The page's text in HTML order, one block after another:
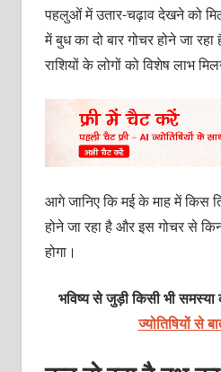
पहलुओं में उतार-चढ़ाव देखने को
में बुध का दो बार गोचर होने जा
राशियों के लोगों को विशेष लाभ
आगे जानिए कि मई के माह में किस
होने जा रहा है और इस गोचर से किन
होगा।
भविष्य से जुड़ी किसी भी समस्या
ज्योतिषियों से